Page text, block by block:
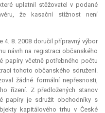
uplatnil stěžovatel v podané
že kasační stížnost není
4. 8. 2008 doručil přípravný výbor
návrh na registraci občanského
papíry včetně potřebného počtu
tohoto občanského sdružení.
žádné formální nepřesnosti,
řízení. Z předložených stanov
papíry je sdružit obchodníky s
kapitálového trhu v České